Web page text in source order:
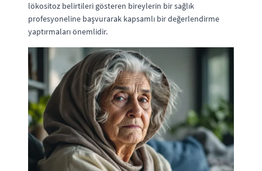
lökositoz belirtileri gösteren bireylerin bir sağlık
profesyoneline başvurarak kapsamlı bir değerlendirme
yaptırmaları önemlidir.